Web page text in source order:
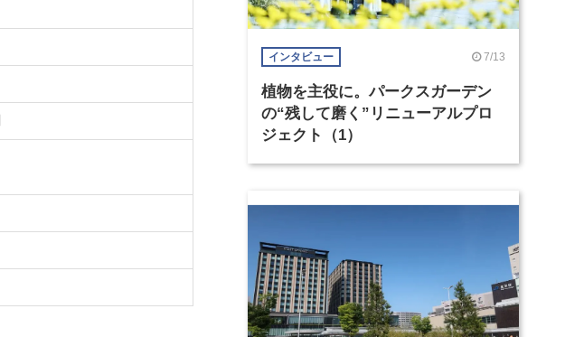
インタビュー 7/13
植物を主役に。パークスガーデン
の“残して磨く”リニューアルプロ
ジェクト（1）